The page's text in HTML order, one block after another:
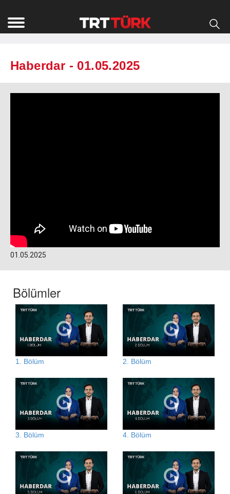
Haberdar - 01.05.2025
01.05.2025
Bölümler
1. Bölüm 2. Bölüm
3. Bölüm 4. Bölüm